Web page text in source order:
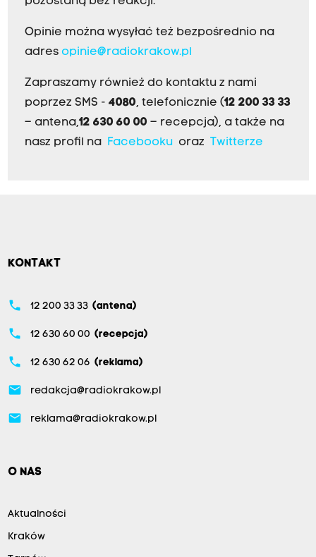
Opinie można wysyłać też bezpośrednio na
adres opinie@radiokrakow.pl
Zapraszamy również do kontaktu z nami
poprzez SMS - 4080, telefonicznie (12 200 33 33
– antena,12 630 60 00 – recepcja), a także na
nasz profil na Facebookuoraz Twitterze
KONTAKT
phone 12 200 33 33 (antena)
phone 12 630 60 00 (recepcja)
phone 12 630 62 06 (reklama)
email redakcja@radiokrakow.pl
email reklama@radiokrakow.pl
O NAS
Aktualności
Kraków